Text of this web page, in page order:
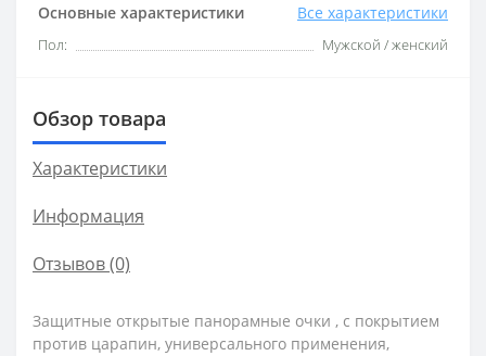
Основные характеристики Все характеристики
Пол: Мужской / женский
Обзор товара
Характеристики
Информация
Отзывов (0)
Защитные открытые панорамные очки , с покрытием
против царапин, универсального применения,